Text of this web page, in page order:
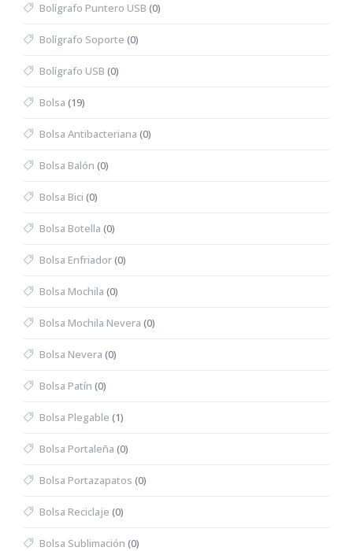
Bolígrafo Puntero USB (0)
Bolígrafo Soporte (0)
Bolígrafo USB (0)
Bolsa (19)
Bolsa Antibacteriana (0)
Bolsa Balón (0)
Bolsa Bici (0)
Bolsa Botella (0)
Bolsa Enfriador(0)
Bolsa Mochila (0)
Bolsa Mochila Nevera (0)
Bolsa Nevera (0)
Bolsa Patín (0)
Bolsa Plegable (1)
Bolsa Portaleña (0)
Bolsa Portazapatos (0)
Bolsa Reciclaje (0)
Bolsa Sublimación (0)